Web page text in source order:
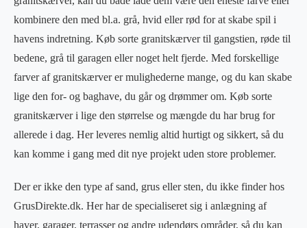
kombinere den med bl.a. grå, hvid eller rød for at skabe spil i
havens indretning. Køb sorte granitskærver til gangstien, røde til
bedene, grå til garagen eller noget helt fjerde. Med forskellige
farver af granitskærver er mulighederne mange, og du kan skabe
lige den for- og baghave, du går og drømmer om. Køb sorte
granitskærver i lige den størrelse og mængde du har brug for
allerede i dag. Her leveres nemlig altid hurtigt og sikkert, så du
kan komme i gang med dit nye projekt uden store problemer.
Der er ikke den type af sand, grus eller sten, du ikke finder hos
GrusDirekte.dk. Her har de specialiseret sig i anlægning af
haver, garager, terrasser og andre udendørs områder, så du kan